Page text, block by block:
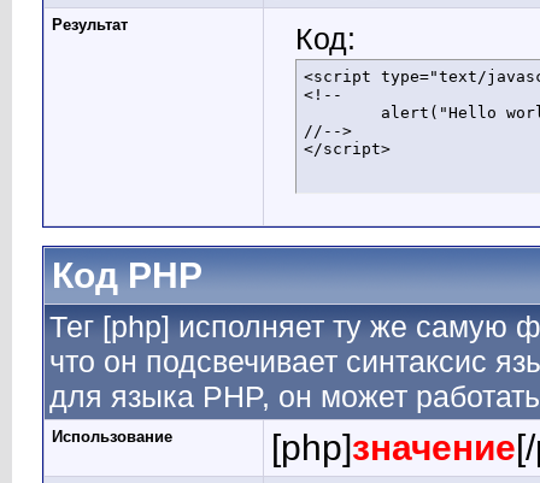
Результат Код:
<script type="text/
<!--
//-->
</script>
Код PHP
Тег [php] исполняет ту же самую
что он подсвечивает синтаксис
для языка PHP, он может
Использование [php]значение